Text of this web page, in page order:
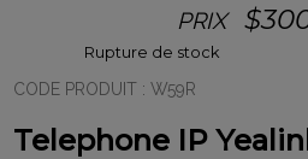
PRIX $
Rupture de stock
CODE PRODUIT :W59R
Telephone IP